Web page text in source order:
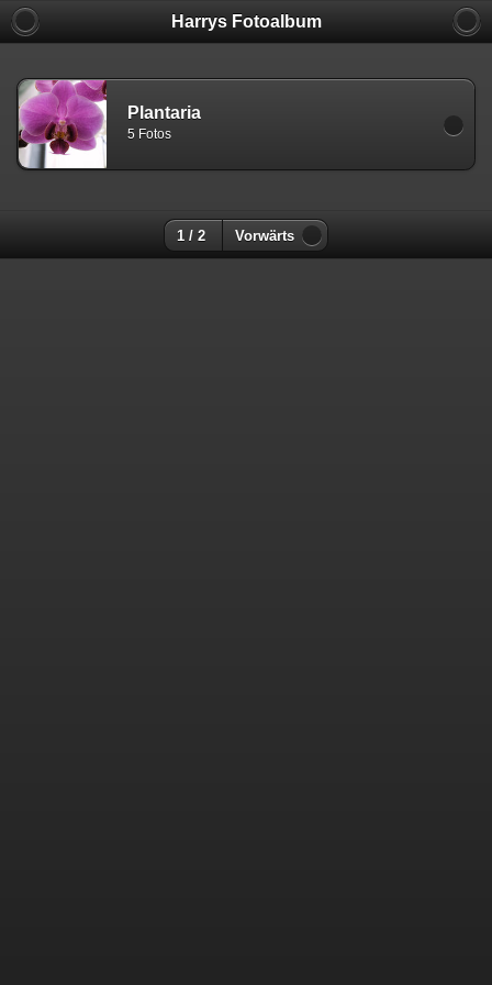
Harrys Fotoalbum
Plantaria
5 Fotos
1 / 2 Vorwärts